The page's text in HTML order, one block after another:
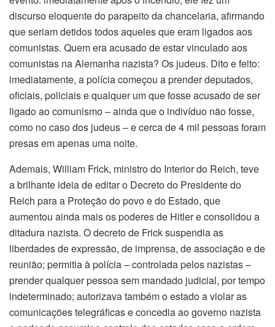
discurso eloquente do parapeito da chancelaria, afirmando
que seriam detidos todos aqueles que eram ligados aos
comunistas. Quem era acusado de estar vinculado aos
comunistas na Alemanha nazista? Os judeus. Dito e feito:
imediatamente, a polícia começou a prender deputados,
oficiais, policiais e qualquer um que fosse acusado de ser
ligado ao comunismo – ainda que o indivíduo não fosse,
como no caso dos judeus – e cerca de 4 mil pessoas foram
presas em apenas uma noite.
Ademais, William Frick, ministro do Interior do Reich, teve
a brilhante ideia de editar o Decreto do Presidente do
Reich para a Proteção do povo e do Estado, que
aumentou ainda mais os poderes de Hitler e consolidou a
ditadura nazista. O decreto de Frick suspendia as
liberdades de expressão, de imprensa, de associação e de
reunião; permitia à polícia – controlada pelos nazistas –
prender qualquer pessoa sem mandado judicial, por tempo
indeterminado; autorizava também o estado a violar as
comunicações telegráficas e concedia ao governo nazista